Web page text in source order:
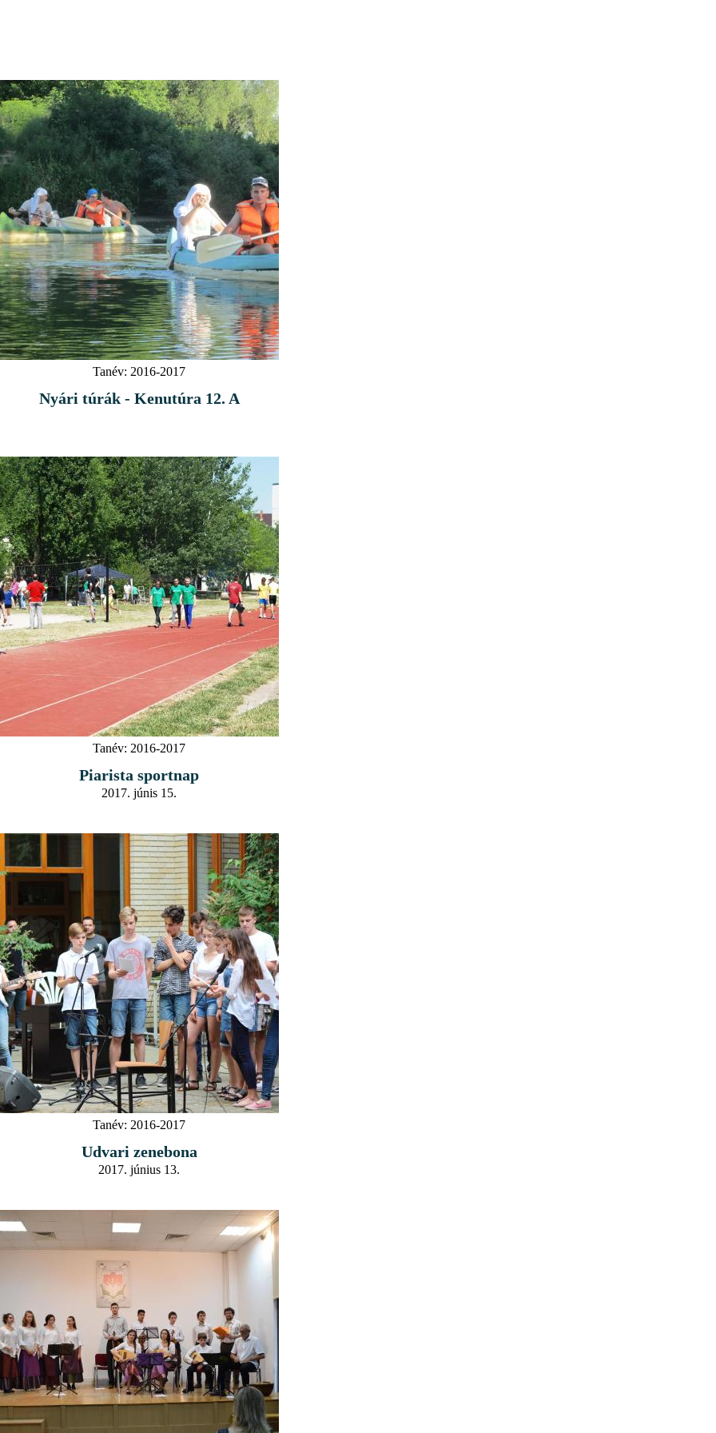
Tanév: 2016-2017
Nyári túrák - Kenutúra 12. A
Tanév: 2016-2017
Piarista sportnap
2017. júnis 15.
Tanév: 2016-2017
Udvari zenebona
2017. június 13.